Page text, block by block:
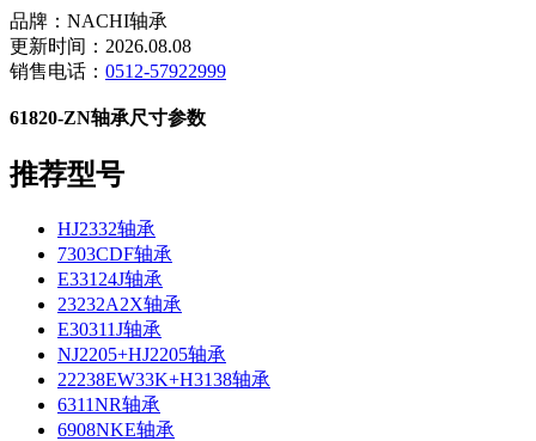
品牌：NACHI轴承
更新时间：2026.08.08
销售电话： 0512-57922999
61820-ZN轴承尺寸参数
推荐型号
HJ2332轴承
7303CDF轴承
E33124J轴承
23232A2X轴承
E30311J轴承
NJ2205+HJ2205轴承
22238EW33K+H3138轴承
6311NR轴承
6908NKE轴承